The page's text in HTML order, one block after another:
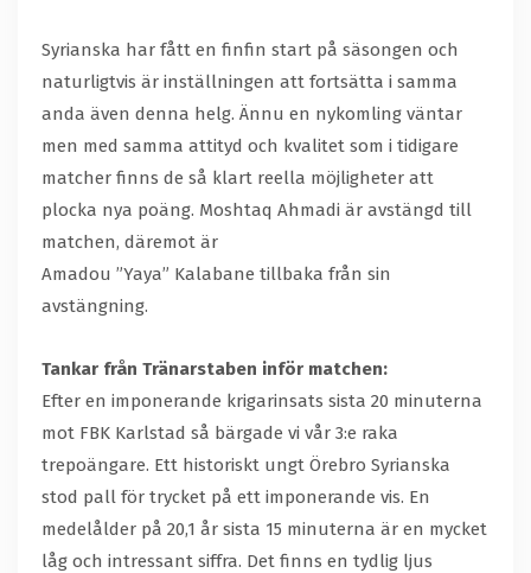
Syrianska har fått en finfin start på säsongen och
naturligtvis är inställningen att fortsätta i samma
anda även denna helg. Ännu en nykomling väntar
men med samma attityd och kvalitet som i tidigare
matcher finns de så klart reella möjligheter att
plocka nya poäng. Moshtaq Ahmadi är avstängd till
matchen, däremot är
Amadou ”Yaya” Kalabane tillbaka från sin
avstängning.
Tankar från Tränarstaben inför matchen:
Efter en imponerande krigarinsats sista 20 minuterna
mot FBK Karlstad så bärgade vi vår 3:e raka
trepoängare. Ett historiskt ungt Örebro Syrianska
stod pall för trycket på ett imponerande vis. En
medelålder på 20,1 år sista 15 minuterna är en mycket
låg och intressant siffra. Det finns en tydlig ljus